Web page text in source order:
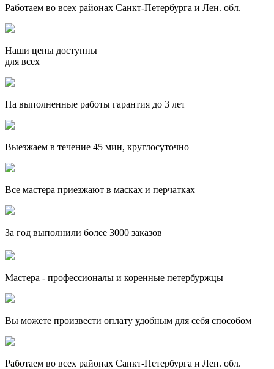
Работаем во всех районах Санкт-Петербурга и Лен. обл.
Наши цены доступны
для всех
На выполненные работы гарантия до 3 лет
Выезжаем в течение 45 мин, круглосуточно
Все мастера приезжают в масках и перчатках
За год выполнили более 3000 заказов
Мастера - профессионалы и коренные петербуржцы
Вы можете произвести оплату удобным для себя способом
Работаем во всех районах Санкт-Петербурга и Лен. обл.